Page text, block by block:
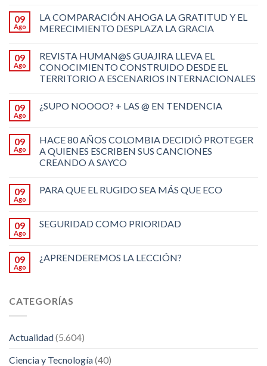
09
Ago
LA COMPARACIÓN AHOGA LA GRATITUD Y EL
MERECIMIENTO DESPLAZA LA GRACIA
09
Ago
REVISTA HUMAN@S GUAJIRA LLEVA EL
CONOCIMIENTO CONSTRUIDO DESDE EL
TERRITORIO A ESCENARIOS INTERNACIONALES
09
Ago
¿SUPO NOOOO? + LAS @ EN TENDENCIA
09
Ago
HACE 80 AÑOS COLOMBIA DECIDIÓ PROTEGER
A QUIENES ESCRIBEN SUS CANCIONES
CREANDO A SAYCO
09
Ago
PARA QUE EL RUGIDO SEA MÁS QUE ECO
09
Ago
SEGURIDAD COMO PRIORIDAD
09
Ago
¿APRENDEREMOS LA LECCIÓN?
CATEGORÍAS
Actualidad(5.604)
Ciencia y Tecnología(40)